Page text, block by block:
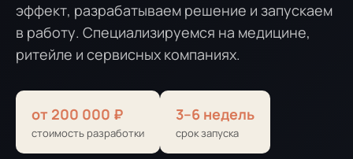
эффект, разрабатываем решение и запускаем
в работу. Специализируемся на медицине,
ритейле и сервисных компаниях.
от 200 000 ₽
стоимость разработки
3–6 недель
срок запуска